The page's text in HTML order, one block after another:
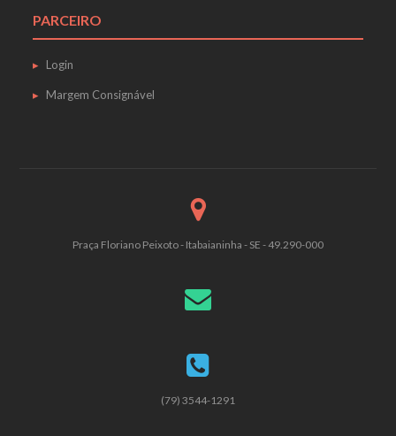
PARCEIRO
Login
Margem Consignável
Praça Floriano Peixoto - Itabaianinha - SE - 49.290-000
(79) 3544-1291